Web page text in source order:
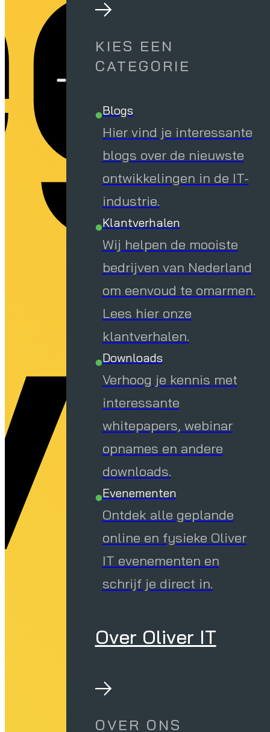
KIES EEN
CATEGORIE
Blogs
Hier vind je interessante
blogs over de nieuwste
ontwikkelingen in de IT-
industrie.
Klantverhalen
Wij helpen de mooiste
bedrijven van Nederland
om eenvoud te omarmen.
Lees hier onze
klantverhalen.
Downloads
Verhoog je kennis met
interessante
whitepapers, webinar
opnames en andere
downloads.
Evenementen
Ontdek alle geplande
online en fysieke Oliver
IT evenementen en
schrijf je direct in.
Over Oliver IT
OVER ONS